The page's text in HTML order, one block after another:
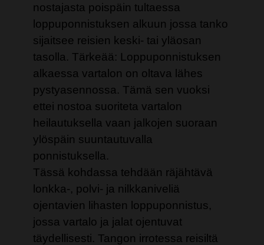
nostajasta poispäin tultaessa
loppuponnistuksen alkuun jossa tanko
sijaitsee reisien keski- tai yläosan
tasolla. Tärkeää: Loppuponnistuksen
alkaessa vartalon on oltava lähes
pystyasennossa. Tämä sen vuoksi
ettei nostoa suoriteta vartalon
heilautuksella vaan jalkojen suoraan
ylöspäin suuntautuvalla
ponnistuksella.
Tässä kohdassa tehdään räjähtävä
lonkka-, polvi- ja nilkkaniveliä
ojentavien lihasten loppuponnistus,
jossa vartalo ja jalat ojentuvat
täydellisesti. Tangon irrotessa reisiltä